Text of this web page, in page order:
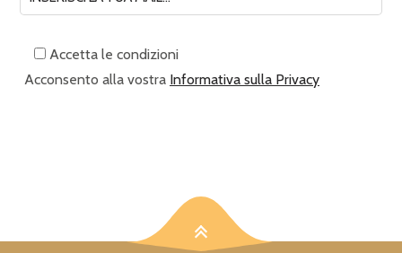
Accetta le condizioni
Acconsento alla vostra Informativa sulla Privacy